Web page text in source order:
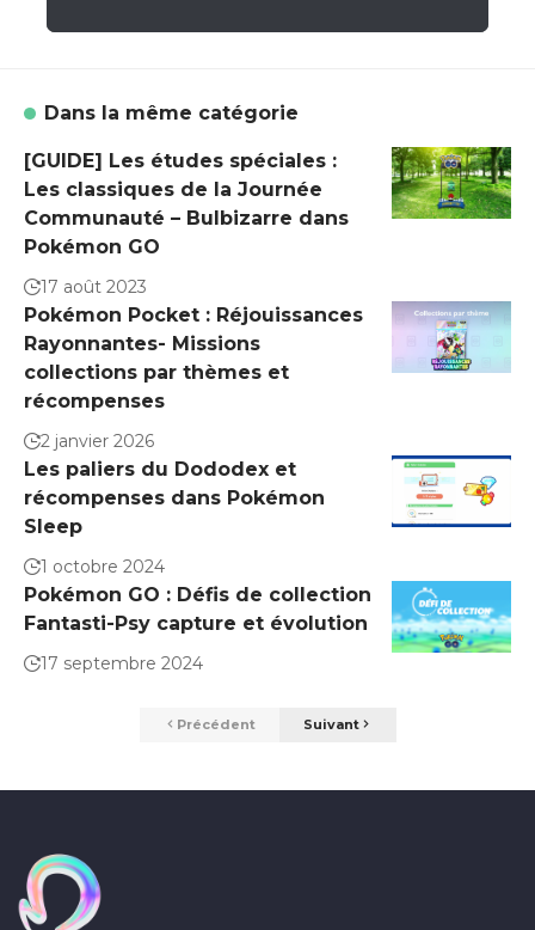
Dans la même catégorie
[GUIDE] Les études spéciales :
Les classiques de la Journée
Communauté – Bulbizarre dans
Pokémon GO
17 août 2023
Pokémon Pocket : Réjouissances
Rayonnantes- Missions
collections par thèmes et
récompenses
2 janvier 2026
Les paliers du Dododex et
récompenses dans Pokémon
Sleep
1 octobre 2024
Pokémon GO : Défis de collection
Fantasti-Psy capture et évolution
17 septembre 2024
Précédent Suivant